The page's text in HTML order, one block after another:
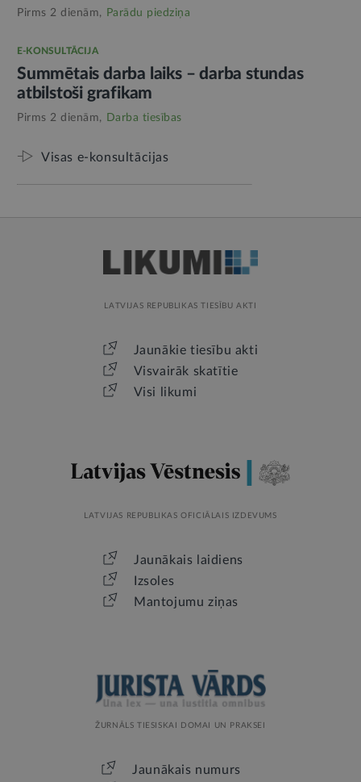
Pirms 2 dienām, Parādu piedziņa
E-KONSULTĀCIJA
Summētais darba laiks – darba stundas
atbilstoši grafikam
Pirms 2 dienām, Darba tiesības
Visas e-konsultācijas
LATVIJAS REPUBLIKAS TIESĪBU AKTI
Jaunākie tiesību akti
Visvairāk skatītie
Visi likumi
LATVIJAS REPUBLIKAS OFICIĀLAIS IZDEVUMS
Jaunākais laidiens
Izsoles
Mantojumu ziņas
ŽURNĀLS TIESISKAI DOMAI UN PRAKSEI
Jaunākais numurs